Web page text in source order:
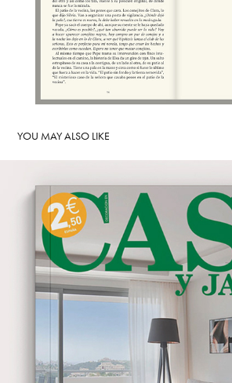
YOU MAY ALSO LIKE
DISTINCIÓN Y BUEN GUSTO EN